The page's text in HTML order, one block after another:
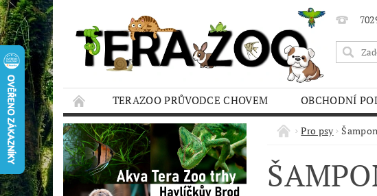
TERAZOO PRŮVODCE CHOVEM OBCHODNÍ
HODNOCENÍ OBCHODU
AQUA TERAZOO TRHY
Pro psy